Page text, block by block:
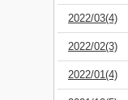
2022/03(4)
2022/02(3)
2022/01(4)